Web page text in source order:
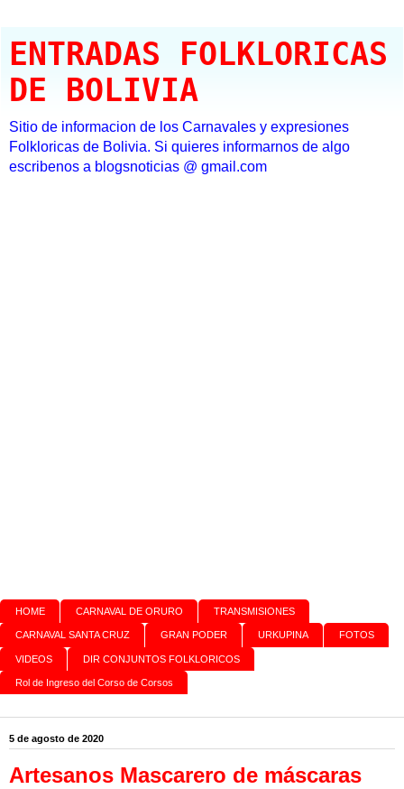
ENTRADAS FOLKLORICAS
DE BOLIVIA
Sitio de informacion de los Carnavales y expresiones
Folkloricas de Bolivia. Si quieres informarnos de algo
escribenos a blogsnoticias @ gmail.com
HOME CARNAVAL DE ORURO TRANSMISIONES
CARNAVAL SANTA CRUZ GRAN PODER URKUPINA FOTOS
VIDEOS DIR CONJUNTOS FOLKLORICOS
Rol de Ingreso del Corso de Corsos
5 de agosto de 2020
Artesanos Mascarero de máscaras